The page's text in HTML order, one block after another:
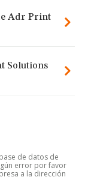
Adr Print
Solutions
de datos de
error por favor
a la dirección